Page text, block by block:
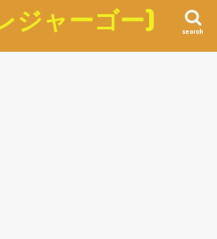
ジャーゴー) search